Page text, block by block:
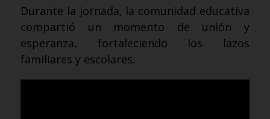
Durante la jornada, la comunidad educativa
compartió un momento de unión y
esperanza, fortaleciendo los lazos
familiares y escolares.